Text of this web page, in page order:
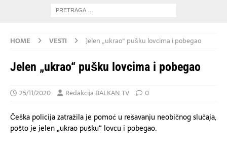
HOME VESTI Jelen „ukrao“ pušku lovcima i pobegao
Jelen „ukrao“ pušku lovcima i pobegao
25/11/2020 Redakcija BALKAN TV 0
Češka policija zatražila je pomoć u rešavanju neobičnog slučaja,
pošto je jelen „ukrao pušku“ lovcu i pobegao.